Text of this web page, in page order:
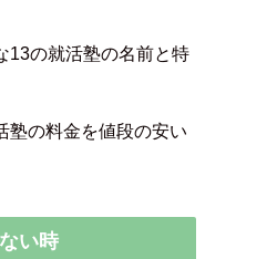
13の就活塾の名前と特
塾の料金を値段の安い
い時